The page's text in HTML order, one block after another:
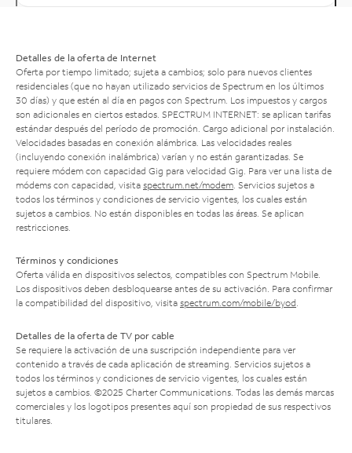
Detalles de la oferta de Internet
Oferta por tiempo limitado; sujeta a cambios; solo para nuevos clientes
residenciales (que no hayan utilizado servicios de Spectrum en los últimos
30 días) y que estén al día en pagos con Spectrum. Los impuestos y cargos
son adicionales en ciertos estados. SPECTRUM INTERNET: se aplican tarifas
estándar después del período de promoción. Cargo adicional por instalación.
Velocidades basadas en conexión alámbrica. Las velocidades reales
(incluyendo conexión inalámbrica) varían y no están garantizadas. Se
requiere módem con capacidad Gig para velocidad Gig. Para ver una lista de
módems con capacidad, visita spectrum.net/modem . Servicios sujetos a
todos los términos y condiciones de servicio vigentes, los cuales están
sujetos a cambios. No están disponibles en todas las áreas. Se aplican
restricciones.
Términos y condiciones
Oferta válida en dispositivos selectos, compatibles con Spectrum Mobile.
Los dispositivos deben desbloquearse antes de su activación. Para confirmar
la compatibilidad del dispositivo, visita spectrum.com/mobile/byod
Detalles de la oferta de TV por cable
Se requiere la activación de una suscripción independiente para ver
contenido a través de cada aplicación de streaming. Servicios sujetos a
todos los términos y condiciones de servicio vigentes, los cuales están
sujetos a cambios. ©2025 Charter Communications. Todas las demás marcas
comerciales y los logotipos presentes aquí son propiedad de sus respectivos
titulares.